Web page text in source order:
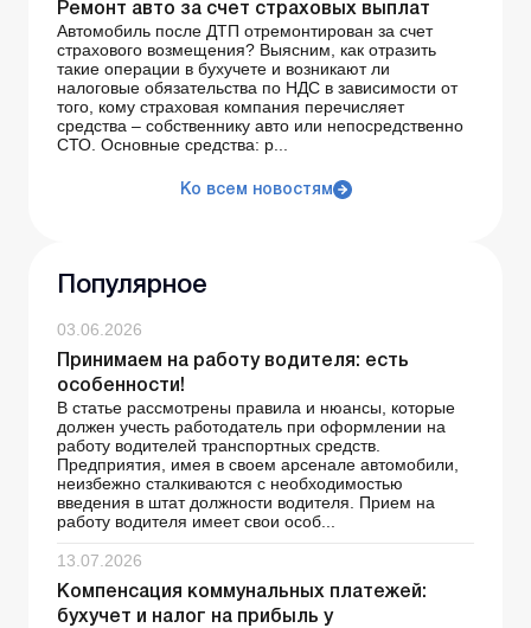
Ремонт авто за счет страховых выплат
Автомобиль после ДТП отремонтирован за счет
страхового возмещения? Выясним, как отразить
такие операции в бухучете и возникают ли
налоговые обязательства по НДС в зависимости от
того, кому страховая компания перечисляет
средства – собственнику авто или непосредственно
СТО. Основные средства: р...
Ко всем новостям
Популярное
03.06.2026
Принимаем на работу водителя: есть
особенности!
В статье рассмотрены правила и нюансы, которые
должен учесть работодатель при оформлении на
работу водителей транспортных средств.
Предприятия, имея в своем арсенале автомобили,
неизбежно сталкиваются с необходимостью
введения в штат должности водителя. Прием на
работу водителя имеет свои особ...
13.07.2026
Компенсация коммунальных платежей:
бухучет и налог на прибыль у